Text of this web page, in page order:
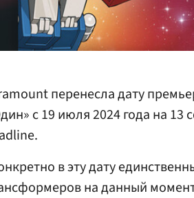
перенесла дату
с 19 июля 2024 года на 13
в эту дату
на данный